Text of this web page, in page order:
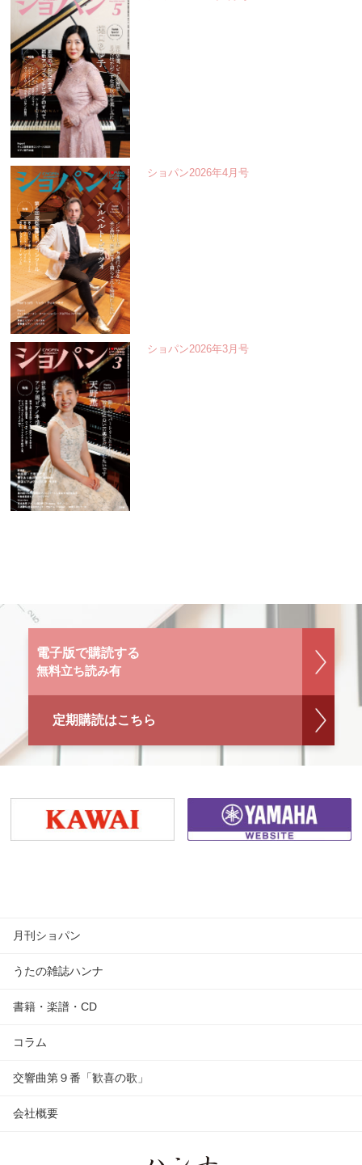
ショパン2026年4月号
ショパン2026年3月号
電子版で購読する
無料立ち読み有
定期購読はこちら
月刊ショパン
うたの雑誌ハンナ
書籍・楽譜・CD
コラム
交響曲第９番「歓喜の歌」
会社概要